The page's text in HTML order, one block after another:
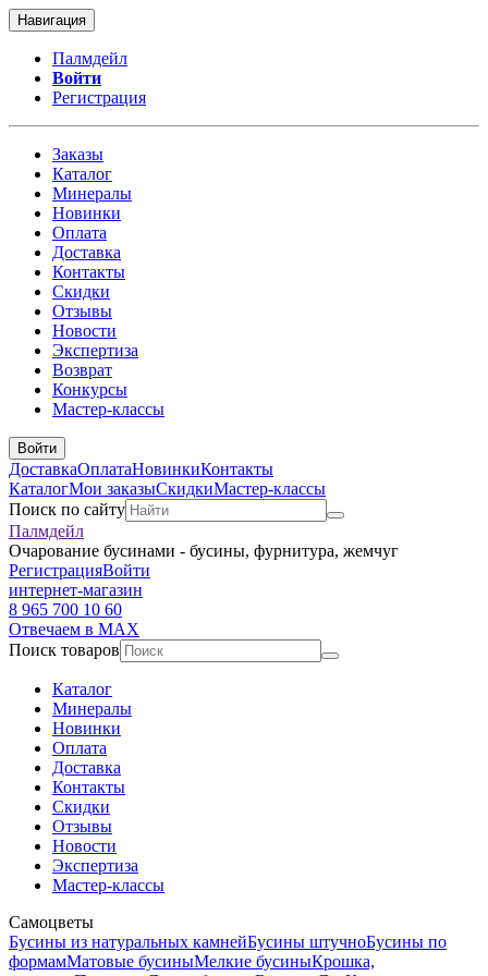
Навигация
Палмдейл
Войти
Регистрация
Заказы
Каталог
Минералы
Новинки
Оплата
Доставка
Контакты
Скидки
Отзывы
Новости
Экспертиза
Возврат
Конкурсы
Мастер-классы
Войти
ДоставкаОплатаНовинкиКонтакты
КаталогМои заказыСкидкиМастер-классы
Поиск по сайту
Палмдейл
Очарование бусинами - бусины, фурнитура, жемчуг
РегистрацияВойти
интернет-магазин
8 965 700 10 60
Отвечаем в MAX
Поиск товаров
Каталог
Минералы
Новинки
Оплата
Доставка
Контакты
Скидки
Отзывы
Новости
Экспертиза
Мастер-классы
Самоцветы
Бусины из натуральных камнейБусины штучноБусины по
формамМатовые бусиныМелкие бусиныКрошка,